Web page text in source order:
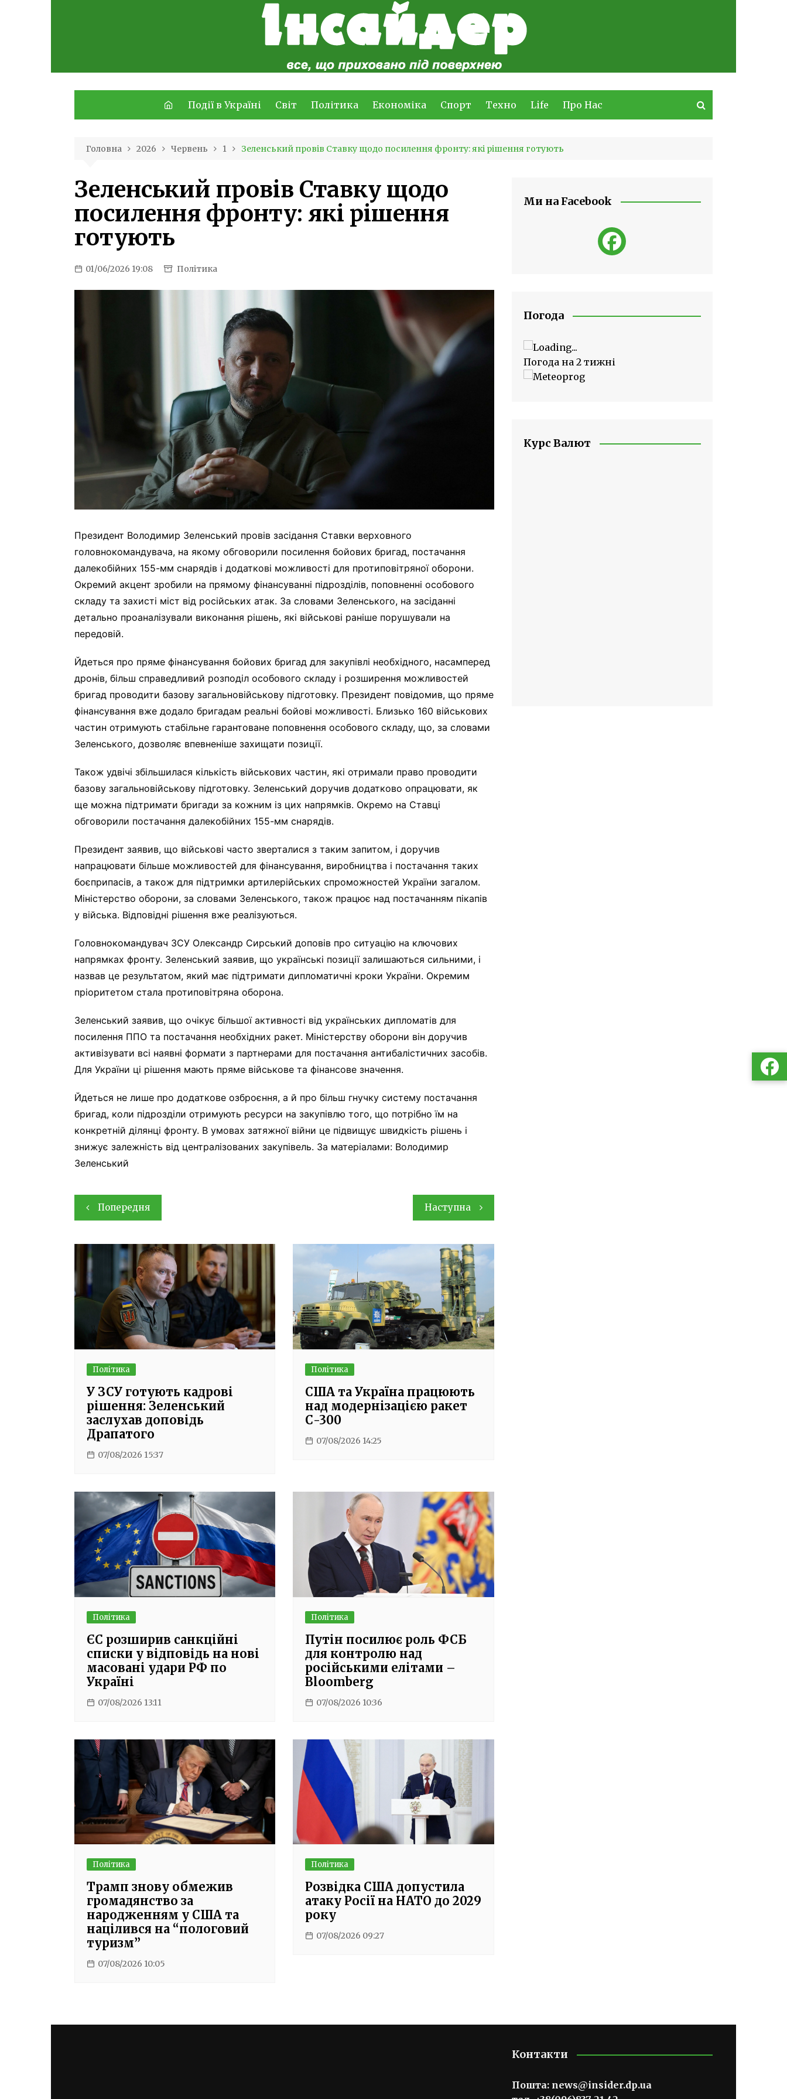
Події в Україні Світ Політика Економіка Спорт Техно Life Про Нас
Головна 2026 Червень 1 Зеленський провів Ставку щодо посилення фронту: які рішення готують
Зеленський провів Ставку щодо
посилення фронту: які рішення
готують
01/06/2026 19:08 Політика
Президент Володимир Зеленський провів засідання Ставки верховного
головнокомандувача, на якому обговорили посилення бойових бригад, постачання
далекобійних 155-мм снарядів і додаткові можливості для протиповітряної оборони.
Окремий акцент зробили на прямому фінансуванні підрозділів, поповненні особового
складу та захисті міст від російських атак. За словами Зеленського, на засіданні
детально проаналізували виконання рішень, які військові раніше порушували на
передовій.
Йдеться про пряме фінансування бойових бригад для закупівлі необхідного, насамперед
дронів, більш справедливий розподіл особового складу і розширення можливостей
бригад проводити базову загальновійськову підготовку. Президент повідомив, що пряме
фінансування вже додало бригадам реальні бойові можливості. Близько 160 військових
частин отримують стабільне гарантоване поповнення особового складу, що, за словами
Зеленського, дозволяє впевненіше захищати позиції.
Також удвічі збільшилася кількість військових частин, які отримали право проводити
базову загальновійськову підготовку. Зеленський доручив додатково опрацювати, як
ще можна підтримати бригади за кожним із цих напрямків. Окремо на Ставці
обговорили постачання далекобійних 155-мм снарядів.
Президент заявив, що військові часто зверталися з таким запитом, і доручив
напрацювати більше можливостей для фінансування, виробництва і постачання таких
боєприпасів, а також для підтримки артилерійських спроможностей України загалом.
Міністерство оборони, за словами Зеленського, також працює над постачанням пікапів
у війська. Відповідні рішення вже реалізуються.
Головнокомандувач ЗСУ Олександр Сирський доповів про ситуацію на ключових
напрямках фронту. Зеленський заявив, що українські позиції залишаються сильними, і
назвав це результатом, який має підтримати дипломатичні кроки України. Окремим
пріоритетом стала протиповітряна оборона.
Зеленський заявив, що очікує більшої активності від українських дипломатів для
посилення ППО та постачання необхідних ракет. Міністерству оборони він доручив
активізувати всі наявні формати з партнерами для постачання антибалістичних засобів.
Для України ці рішення мають пряме військове та фінансове значення.
Йдеться не лише про додаткове озброєння, а й про більш гнучку систему постачання
бригад, коли підрозділи отримують ресурси на закупівлю того, що потрібно їм на
конкретній ділянці фронту. В умовах затяжної війни це підвищує швидкість рішень і
знижує залежність від централізованих закупівель. За матеріалами: Володимир
Зеленський
Навігація
записів
Попередня Наступна
Політика
У ЗСУ готують кадрові
рішення: Зеленський
заслухав доповідь
Драпатого
07/08/2026 15:37
Політика
США та Україна працюють
над модернізацією ракет
С-300
07/08/2026 14:25
Політика
ЄС розширив санкційні
списки у відповідь на нові
масовані удари РФ по
Україні
07/08/2026 13:11
Політика
Путін посилює роль ФСБ
для контролю над
російськими елітами –
Bloomberg
07/08/2026 10:36
Політика
Трамп знову обмежив
громадянство за
народженням у США та
націлився на “пологовий
туризм”
07/08/2026 10:05
Політика
Розвідка США допустила
атаку Росії на НАТО до 2029
року
07/08/2026 09:27
Ми на Facebook
Погода
Погода на 2 тижні
Курс Валют
Контакти
Пошта: news@insider.dp.ua